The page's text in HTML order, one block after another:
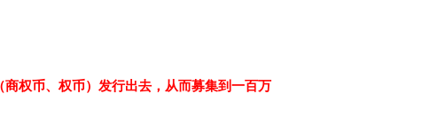
权币、权币）发行出去，从而募集到一百万